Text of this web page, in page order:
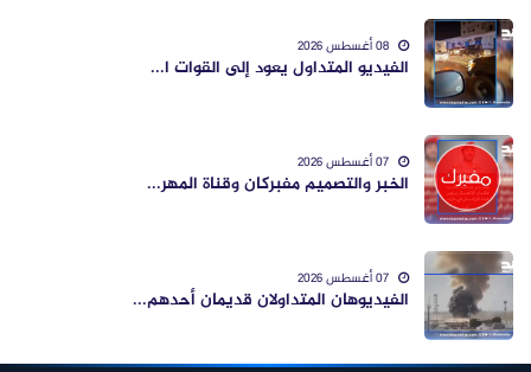
الفيديو المتداول يعود إلى القوات ا...
الخبر والتصميم مفبركان وقناة المهر...
الفيديوهان المتداولان قديمان أحدهم...